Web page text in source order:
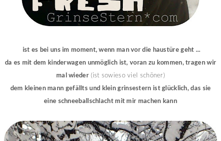
ist es bei uns im moment, wenn man vor die haustüre geht ...
da es mit dem kinderwagen unmöglich ist, voran zu kommen, tragen wir
mal wieder(ist sowieso viel schöner)
dem kleinen mann gefällts und klein grinsestern ist glücklich, das sie
eine schneeballschlacht mit mir machen kann